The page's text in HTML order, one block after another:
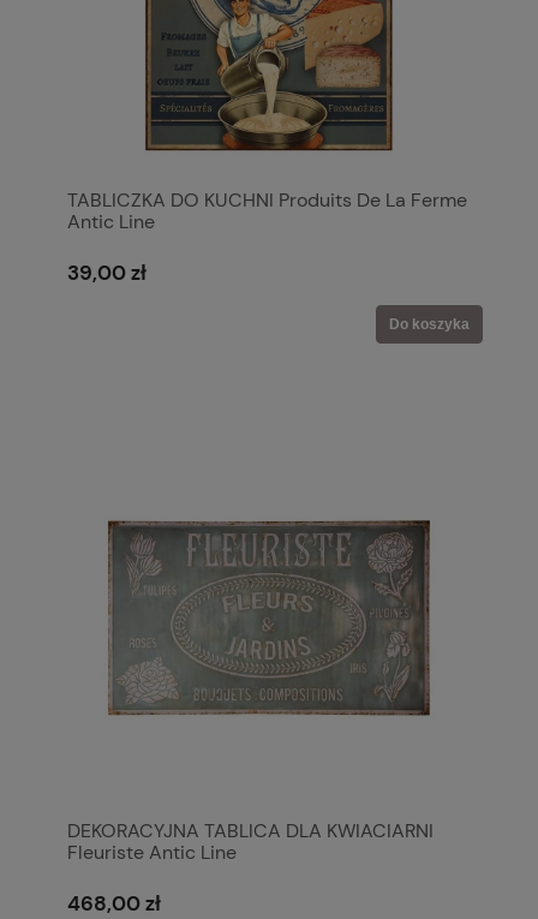
TABLICZKA DO KUCHNI Produits De La Ferme
Antic Line
39,00 zł
Do koszyka
DEKORACYJNA TABLICA DLA KWIACIARNI
Fleuriste Antic Line
468,00 zł